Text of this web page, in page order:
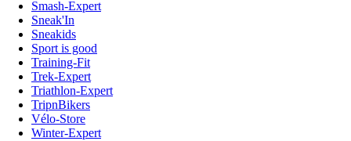
Smash-Expert
Sneak'In
Sneakids
Sport is good
Training-Fit
Trek-Expert
Triathlon-Expert
TripnBikers
Vélo-Store
Winter-Expert